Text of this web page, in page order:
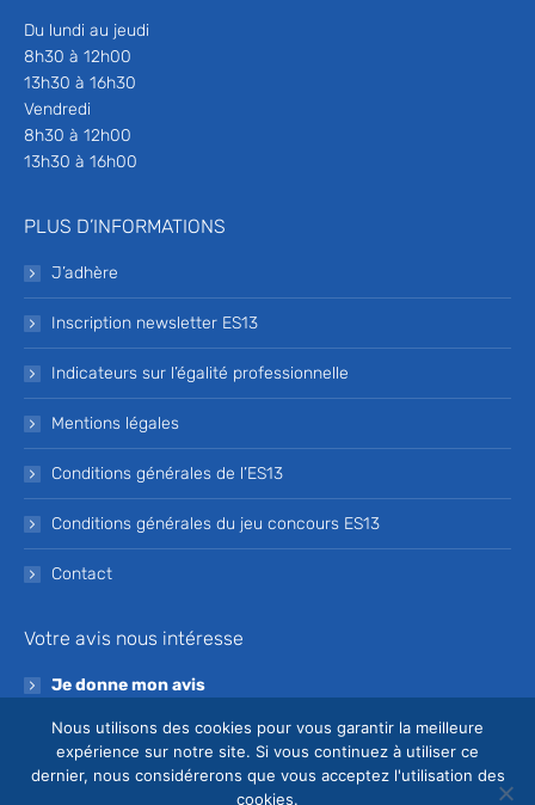
Du lundi au jeudi
8h30 à 12h00
13h30 à 16h30
Vendredi
8h30 à 12h00
13h30 à 16h00
PLUS D’INFORMATIONS
J’adhère
Inscription newsletter ES13
Indicateurs sur l’égalité professionnelle
Mentions légales
Conditions générales de l’ES13
Conditions générales du jeu concours ES13
Contact
Votre avis nous intéresse
Je donne mon avis
Devenez bénévole de l’ES13
Je souhaite devenir bénévole à l’ES13
Nous utilisons des cookies pour vous garantir la meilleure
expérience sur notre site. Si vous continuez à utiliser ce
dernier, nous considérerons que vous acceptez l'utilisation des
cookies.